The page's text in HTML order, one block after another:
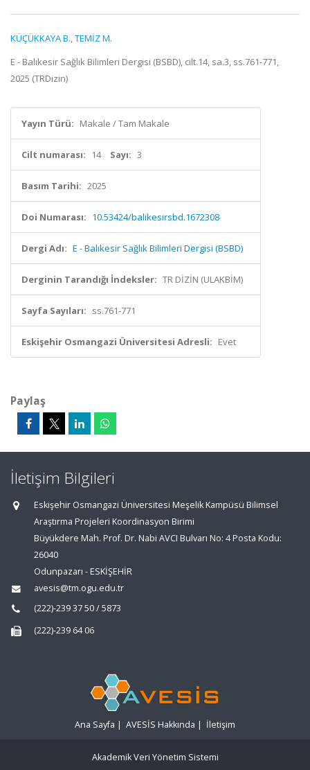
KÜÇÜKKAYA B.,TEMİZ M.
E - Balıkesir Sağlık Bilimleri Dergisi (BSBD), cilt.14, sa.3, ss.761-771,
2025 (TRDizin)
Yayın Türü: Makale / Tam Makale
Cilt numarası: 14 Sayı: 3
Basım Tarihi: 2025
Doi Numarası: 10.53424/balikesirsbd.1672308
Dergi Adı: E - Balıkesir Sağlık Bilimleri Dergisi (BSBD)
Derginin Tarandığı İndeksler: TR DİZİN (ULAKBİM)
Sayfa Sayıları: ss.761-771
Eskişehir Osmangazi Üniversitesi Adresli: Evet
Paylaş
İletişim Bilgileri
Eskişehir Osmangazi Üniversitesi Meşelik Kampüsü Bilimsel
Araştırma Projeleri Koordinasyon Birimi
Büyükdere Mah. Prof. Dr. Nabi AVCI Bulvarı No: 4 Posta Kodu:
26040
Odunpazarı - ESKİŞEHİR
avesis@tm.ogu.edu.tr
(222)-239 37 50 / 5873
(222)-239 64 06
Ana Sayfa | AVESİS Hakkında | İletişim
Akademik Veri Yönetim Sistemi